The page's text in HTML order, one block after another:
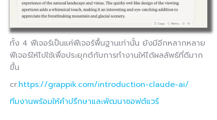
ทั้ง 4 ฟีเจอร์เป็นแค่ฟีเจอร์พื้นฐานเท่านั้น ยังมีอีกหลากหลาย
ฟีเจอร์ให้ไปใช้เพื่อประยุกต์กับการทำงานให้ได้ผลลัพธ์ที่ดีมาก
ขึ้น
cr.https://grappik.com/introduction-claude-ai/
ทีมงานพร้อมให้คำปรึกษาและพัฒนาซอฟต์แวร์